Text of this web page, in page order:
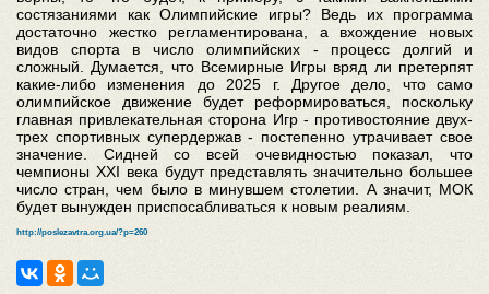
состязаниями как Олимпийские игры? Ведь их программа
достаточно жестко регламентирована, а вхождение новых
видов спорта в число олимпийских - процесс долгий и
сложный. Думается, что Всемирные Игры вряд ли претерпят
какие-либо изменения до 2025 г. Другое дело, что само
олимпийское движение будет реформироваться, поскольку
главная привлекательная сторона Игр - противостояние двух-
трех спортивных супердержав - постепенно утрачивает свое
значение. Сидней со всей очевидностью показал, что
чемпионы ХХI века будут представлять значительно большее
число стран, чем было в минувшем столетии. А значит, МОК
будет вынужден приспосабливаться к новым реалиям.
http://poslezavtra.org.ua/?p=260